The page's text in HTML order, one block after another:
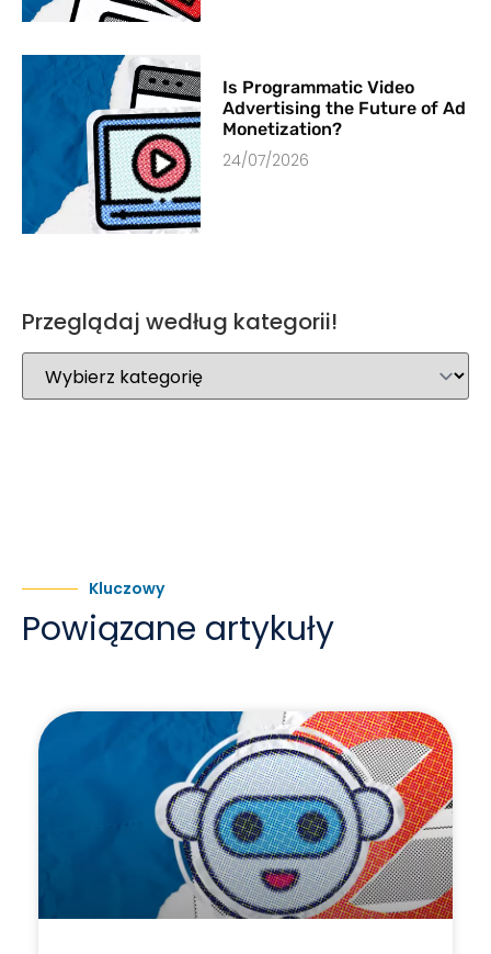
Is Programmatic Video
Advertising the Future of Ad
Monetization?
24/07/2026
Przeglądaj według kategorii!
Kluczowy
Powiązane artykuły